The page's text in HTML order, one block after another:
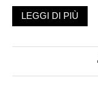
organizzare queste
Muschietti ha dato ai
la popolazione del
LEGGI DI PIÙ